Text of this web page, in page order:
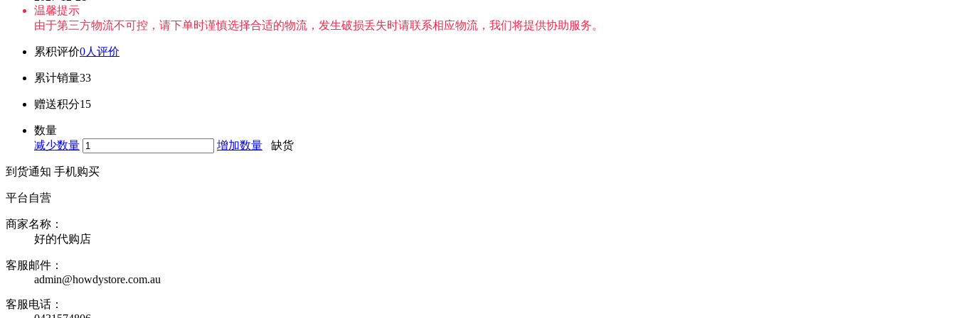
温馨提示
由于第三方物流不可控，请下单时谨慎选择合适的物流，发生破损丢失时请联系相应物流，我们将提供协助服务。
累积评价0人评价
累计销量33
赠送积分15
数量
减少数量
增加数量 缺货
到货通知 手机购买
平台自营
商家名称：
好的代购店
客服邮件：
admin@howdystore.com.au
客服电话：